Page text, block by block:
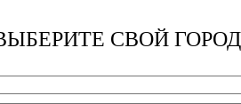
СВОЙ ГОРОД